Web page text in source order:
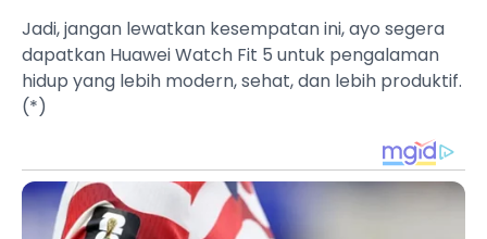
Jadi, jangan lewatkan kesempatan ini, ayo segera
dapatkan Huawei Watch Fit 5 untuk pengalaman
hidup yang lebih modern, sehat, dan lebih produktif.
(*)